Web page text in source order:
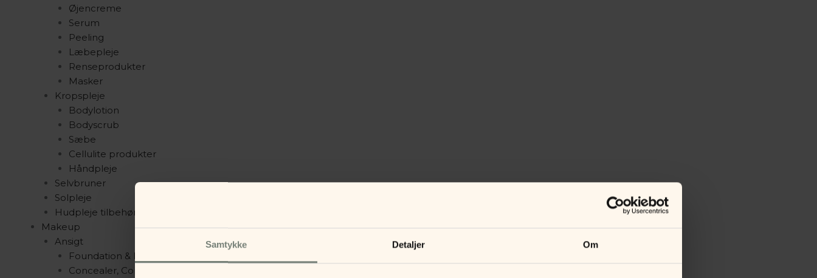
Samtykke Detaljer Om
Øjencreme
Serum
Peeling
Læbepleje
Renseprodukter
Masker
Kropspleje
Bodylotion
Bodyscrub
Sæbe
Cellulite produkter
Håndpleje
Selvbruner
Solpleje
Hudpleje tilbehør
Makeup
Ansigt
Foundation & Pudder
Concealer, Contour & Highlight